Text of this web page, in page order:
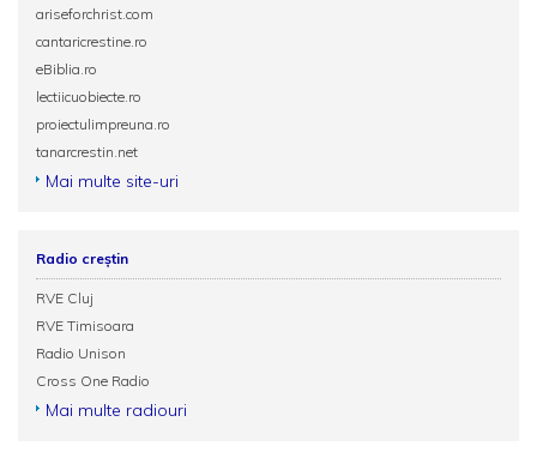
ariseforchrist.com
cantaricrestine.ro
eBiblia.ro
lectiicuobiecte.ro
proiectulimpreuna.ro
tanarcrestin.net
Mai multe site-uri
Radio creștin
RVE Cluj
RVE Timisoara
Radio Unison
Cross One Radio
Mai multe radiouri